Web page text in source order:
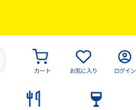
カート お気に入り ログイン